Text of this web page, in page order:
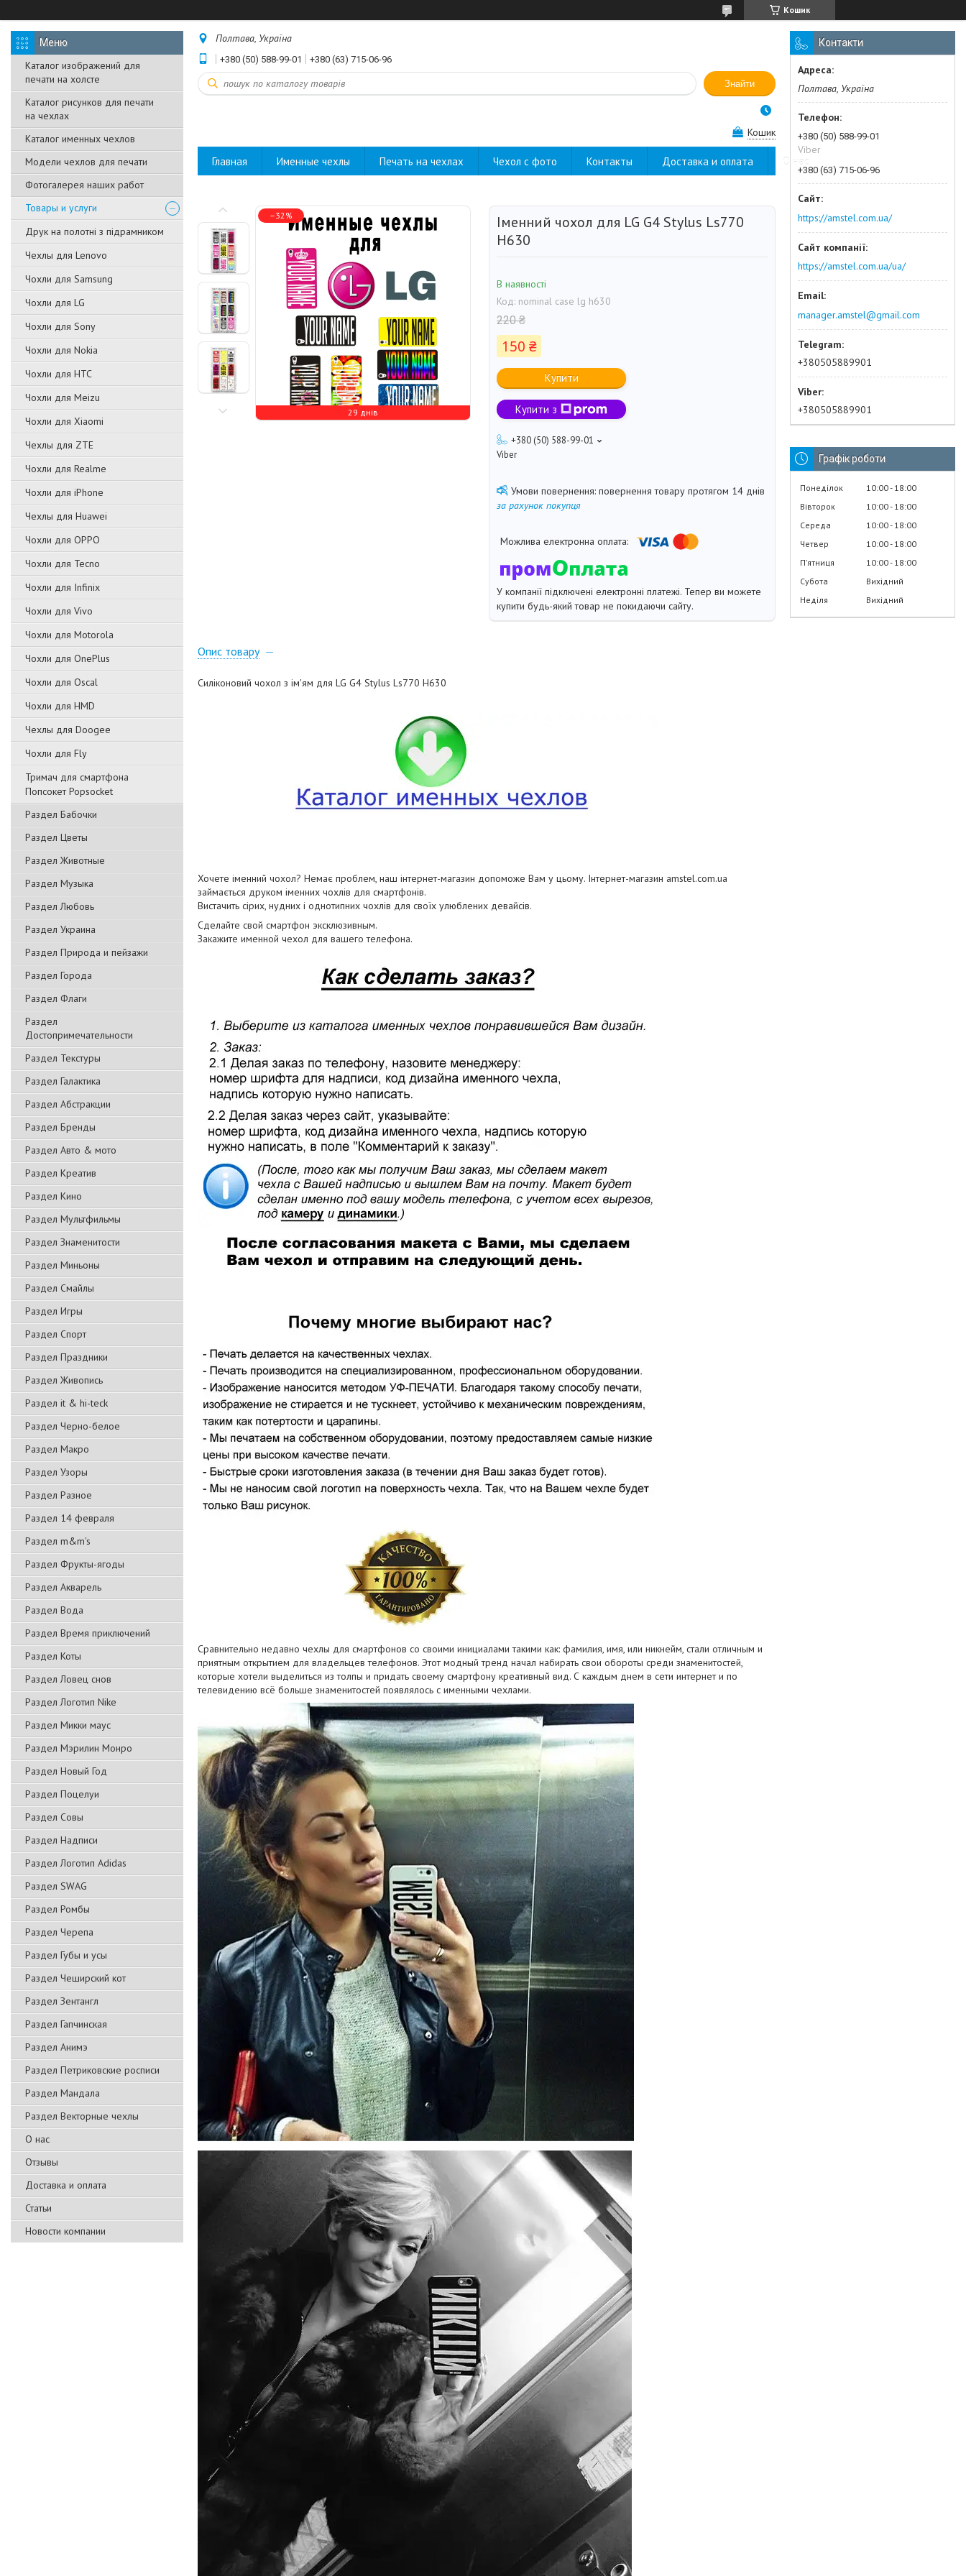
Кошик
Каталог изображений для
печати на холсте
Каталог рисунков для печати
на чехлах
Каталог именных чехлов
Модели чехлов для печати
Фотогалерея наших работ
Товары и услуги
Друк на полотні з підрамником
Чехлы для Lenovo
Чохли для Samsung
Чохли для LG
Чохли для Sony
Чохли для Nokia
Чохли для HTC
Чохли для Meizu
Чохли для Xiaomi
Чехлы для ZTE
Чохли для Realme
Чохли для iPhone
Чехлы для Huawei
Чохли для OPPO
Чохли для Tecno
Чохли для Infinix
Чохли для Vivo
Чохли для Motorola
Чохли для OnePlus
Чохли для Oscal
Чохли для HMD
Чехлы для Doogee
Чохли для Fly
Тримач для смартфона
Попсокет Popsocket
Раздел Бабочки
Раздел Цветы
Раздел Животные
Раздел Музыка
Раздел Любовь
Раздел Украина
Раздел Природа и пейзажи
Раздел Города
Раздел Флаги
Раздел
Достопримечательности
Раздел Текстуры
Раздел Галактика
Раздел Абстракции
Раздел Бренды
Раздел Авто & мото
Раздел Креатив
Раздел Кино
Раздел Мультфильмы
Раздел Знаменитости
Раздел Миньоны
Раздел Смайлы
Раздел Игры
Раздел Спорт
Раздел Праздники
Раздел Живопись
Раздел it & hi-teck
Раздел Черно-белое
Раздел Макро
Раздел Узоры
Раздел Разное
Раздел 14 февраля
Раздел m&m's
Раздел Фрукты-ягоды
Раздел Акварель
Раздел Вода
Раздел Время приключений
Раздел Коты
Раздел Ловец снов
Раздел Логотип Nike
Раздел Микки маус
Раздел Мэрилин Монро
Раздел Новый Год
Раздел Поцелуи
Раздел Совы
Раздел Надписи
Раздел Логотип Adidas
Раздел SWAG
Раздел Ромбы
Раздел Черепа
Раздел Губы и усы
Раздел Чеширский кот
Раздел Зентангл
Раздел Гапчинская
Раздел Анимэ
Раздел Петриковские росписи
Раздел Мандала
Раздел Векторные чехлы
О нас
Отзывы
Доставка и оплата
Статьи
Новости компании
Полтава, Україна
+380 (50) 588-99-01 +380 (63) 715-06-96
Знайти
Кошик
Главная Именные чехлы Печать на чехлах Чехол с фото Контакты Доставка и оплата О нас
–32%
29 днів
Іменний чохол для LG G4 Stylus Ls770
H630
В наявності
Код: nominal case lg h630
220 ₴
150 ₴
Купити
Купити з
+380 (50) 588-99-01
Viber
повернення товару протягом 14 днів
за рахунок покупця
У компанії підключені електронні платежі. Тепер ви можете
купити будь-який товар не покидаючи сайту.
Опис товару
Силіконовий чохол з ім'ям для LG G4 Stylus Ls770 H630
Хочете іменний чохол? Немає проблем, наш інтернет-магазин допоможе Вам у цьому. Інтернет-магазин amstel.com.ua
займається друком іменних чохлів для смартфонів.
Вистачить сірих, нудних і однотипних чохлів для своїх улюблених девайсів.
Сделайте свой смартфон эксклюзивным.
Закажите именной чехол для вашего телефона.
Сравнительно недавно чехлы для смартфонов со своими инициалами такими как: фамилия, имя, или никнейм, стали отличным и
приятным открытием для владельцев телефонов. Этот модный тренд начал набирать свои обороты среди знаменитостей,
которые хотели выделиться из толпы и придать своему смартфону креативный вид. С каждым днем в сети интернет и по
телевидению всё больше знаменитостей появлялось с именными чехлами.
Контакти
Полтава, Україна
+380 (50) 588-99-01
Viber
+380 (63) 715-06-96
https://amstel.com.ua/
https://amstel.com.ua/ua/
manager.amstel@gmail.com
+380505889901
+380505889901
Графік роботи
Понеділок 10:00 18:00
Вівторок
10:00 18:00
Середа
10:00 18:00
Четвер
10:00 18:00
Пʼятниця
10:00 18:00
Субота
Вихідний
Неділя
Вихідний